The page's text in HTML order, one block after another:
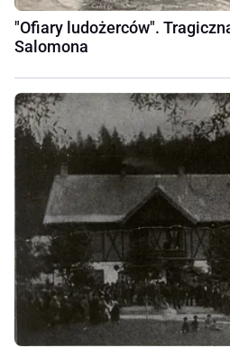
"Ofiary ludożerców".
Salomona